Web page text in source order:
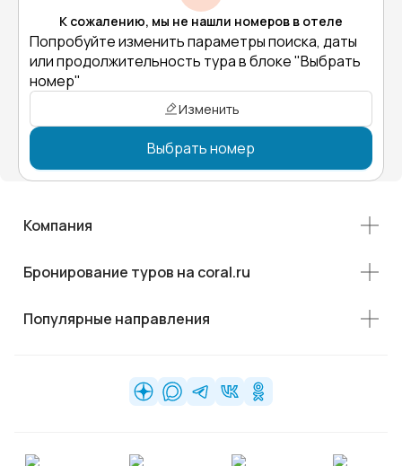
К сожалению, мы не нашли номеров в отеле
Попробуйте изменить параметры поиска, даты
или продолжительность тура в блоке "Выбрать
номер"
Изменить
Выбрать номер
Компания
Бронирование туров на coral.ru
Популярные направления